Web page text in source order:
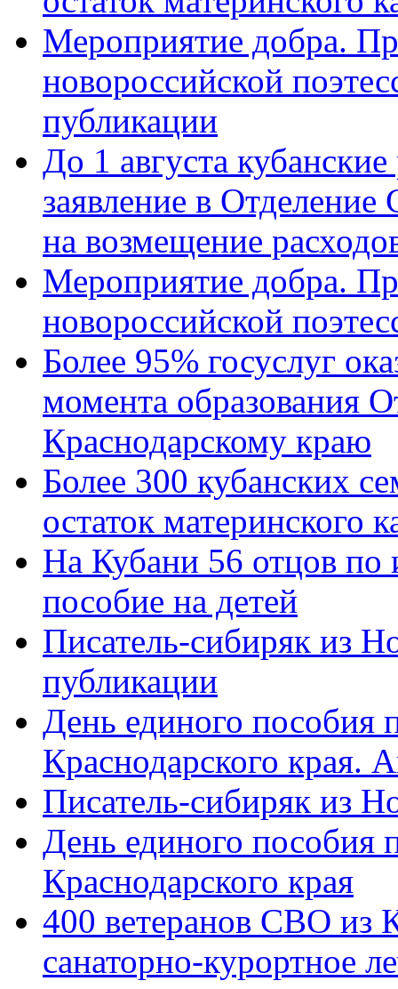
Мероприятие добра.
новороссийской
публикации
До 1 августа
заявление в
на возмещение
Мероприятие добра.
новороссийской
Более 95% госуслуг
момента образования
Краснодарскому краю
Более 300 кубанских
остаток материнского
На Кубани 56 отцов по
пособие на детей
Писатель-сибиряк из
публикации
День единого пособия
Краснодарского края.
Писатель-сибиряк из
День единого пособия
Краснодарского края
400 ветеранов СВО из
санаторно-курортное